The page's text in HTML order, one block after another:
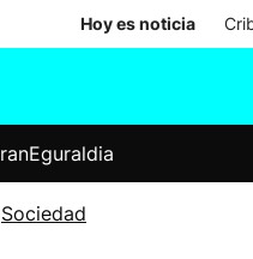
Hoy es noticia
Eguraldia
Sociedad